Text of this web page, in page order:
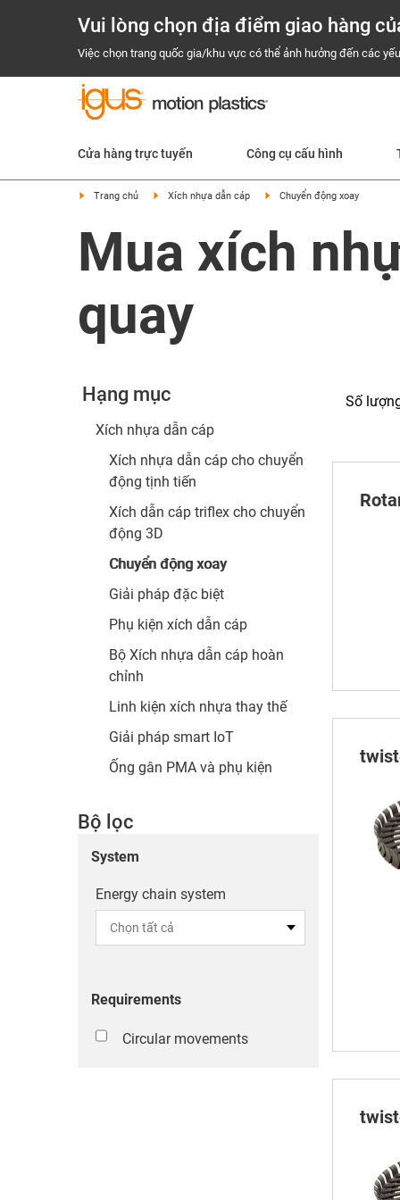
Vui lòng chọn địa điểm giao hàng
Việc chọn trang quốc gia/khu vực có thể ảnh hưởng đến các
Cửa hàng trực tuyến Công cụ cấu hình
Trang chủ Xích nhựa dẫn cáp Chuyển động xoay
Mua xích
quay
Hạng mục
Xích nhựa dẫn cáp
Xích nhựa dẫn cáp cho chuyển
động tịnh tiến
Xích dẫn cáp triflex cho chuyển
động 3D
Chuyển động xoay
Giải pháp đặc biệt
Phụ kiện xích dẫn cáp
Bộ Xích nhựa dẫn cáp hoàn
chỉnh
Linh kiện xích nhựa thay thế
Giải pháp smart IoT
Ống gân PMA và phụ kiện
Bộ lọc
System
Energy chain system
Requirements
Circular movements
Số